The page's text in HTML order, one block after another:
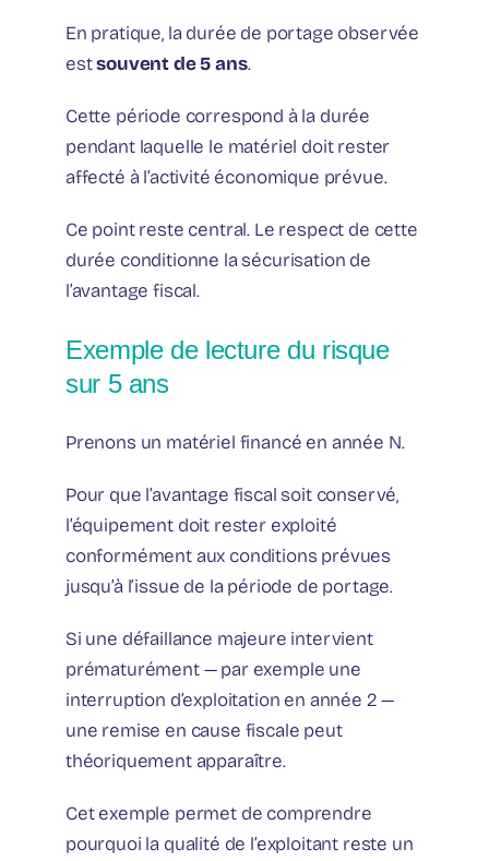
En pratique, la durée de portage observée
estsouvent de 5 ans.
Cette période correspond à la durée
pendant laquelle le matériel doit rester
affecté à l’activité économique prévue.
Ce point reste central. Le respect de cette
durée conditionne la sécurisation de
l’avantage fiscal.
Exemple de lecture du risque
sur 5 ans
Prenons un matériel financé en année N.
Pour que l’avantage fiscal soit conservé,
l’équipement doit rester exploité
conformément aux conditions prévues
jusqu’à l’issue de la période de portage.
Si une défaillance majeure intervient
prématurément — par exemple une
interruption d’exploitation en année 2 —
une remise en cause fiscale peut
théoriquement apparaître.
Cet exemple permet de comprendre
pourquoi la qualité de l’exploitant reste un